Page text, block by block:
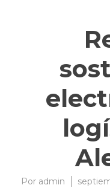
Por admin